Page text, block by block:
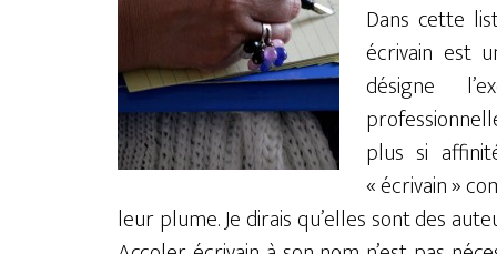
Dans cette
écrivain est
désigne
plus si
« écrivain »
leur plume. Je dirais qu’elles sont des